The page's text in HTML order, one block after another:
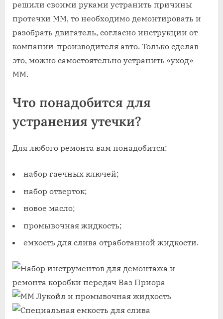
решили своими руками устранить причины
протечки ММ, то необходимо демонтировать и
разобрать двигатель, согласно инструкции от
компании-производителя авто. Только сделав
это, можно самостоятельно устранить «уход»
ММ.
Что понадобится для
устранения утечки?
Для любого ремонта вам понадобится:
набор гаечных ключей;
набор отверток;
новое масло;
промывочная жидкость;
емкость для слива отработанной жидкости.